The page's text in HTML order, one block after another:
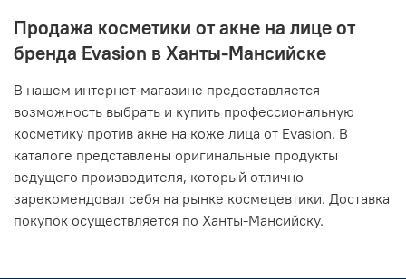
Продажа косметики от акне на лице от
бренда Evasion в Ханты-Мансийске
В нашем интернет-магазине предоставляется
возможность выбрать и купить профессиональную
косметику против акне на коже лица от Evasion. В
каталоге представлены оригинальные продукты
ведущего производителя, который отлично
зарекомендовал себя на рынке космецевтики. Доставка
покупок осуществляется по Ханты-Мансийску.